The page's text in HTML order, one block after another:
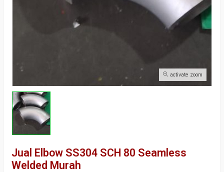
activate zoom
Jual Elbow SS304 SCH 80 Seamless
Welded Murah